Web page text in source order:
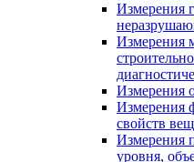
Измерения
Измерения
Измерения
Измерения
свойств
Измерения
уровня,